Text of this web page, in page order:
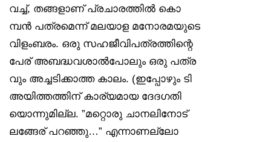
വച്ച്, തങ്ങളാണ് പ്രചാരത്തിൽ കൊ
മ്പൻ പത്രമെന്ന് മലയാള മനോരമയുടെ
വിളംബരം. ഒരു സഹജീവിപത്രത്തിന്റെ
പേര് അബദ്ധവശാൽപോലും ഒരു പത്ര
വും അച്ചടിക്കാത്ത കാലം. (ഇപ്പോഴും ടി
അയിത്തത്തിന് കാര്യമായ ദേദഗതി
യൊന്നുമില്ല. ”മറ്റൊരു ചാനലിനോട്
ലങ്ങേര് പറഞ്ഞു…” എന്നാണല്ലോ